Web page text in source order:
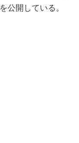
を公開している。